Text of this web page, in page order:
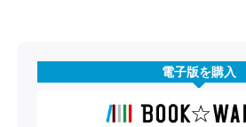
電子版を購入